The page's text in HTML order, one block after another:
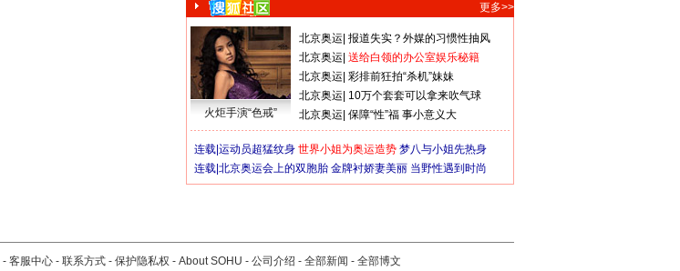
更多>>
火炬手演“色戒”
北京奥运 报道失实？外媒的习惯性抽风
北京奥运 送给白领的办公室娱乐秘籍
北京奥运 彩排前狂拍“杀机”妹妹
北京奥运 10万个套套可以拿来吹气球
北京奥运 保障“性”福 事小意义大
连载| 运动员超猛纹身 世界小姐为奥运造势 梦八与小姐先热身
连载| 北京奥运会上的双胞胎 金牌衬娇妻美丽 当野性遇到时尚
- 客服中心 - 联系方式 - 保护隐私权 - About SOHU - 公司介绍 - 全部新闻 - 全部博文